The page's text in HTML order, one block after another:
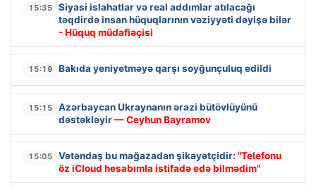
15:35
Siyasi islahatlar və real addımlar atılacağı
təqdirdə insan hüquqlarının vəziyyəti dəyişə bilər
- Hüquq müdafiəçisi
15:19 Bakıda yeniyetməyə qarşı soyğunçuluq edildi
15:15
Azərbaycan Ukraynanın ərazi bütövlüyünü
dəstəkləyir— Ceyhun Bayramov
15:05 Vətəndaş bu mağazadan şikayətçidir: "Telefonu
öz iCloud hesabımla istifadə edə bilmədim"